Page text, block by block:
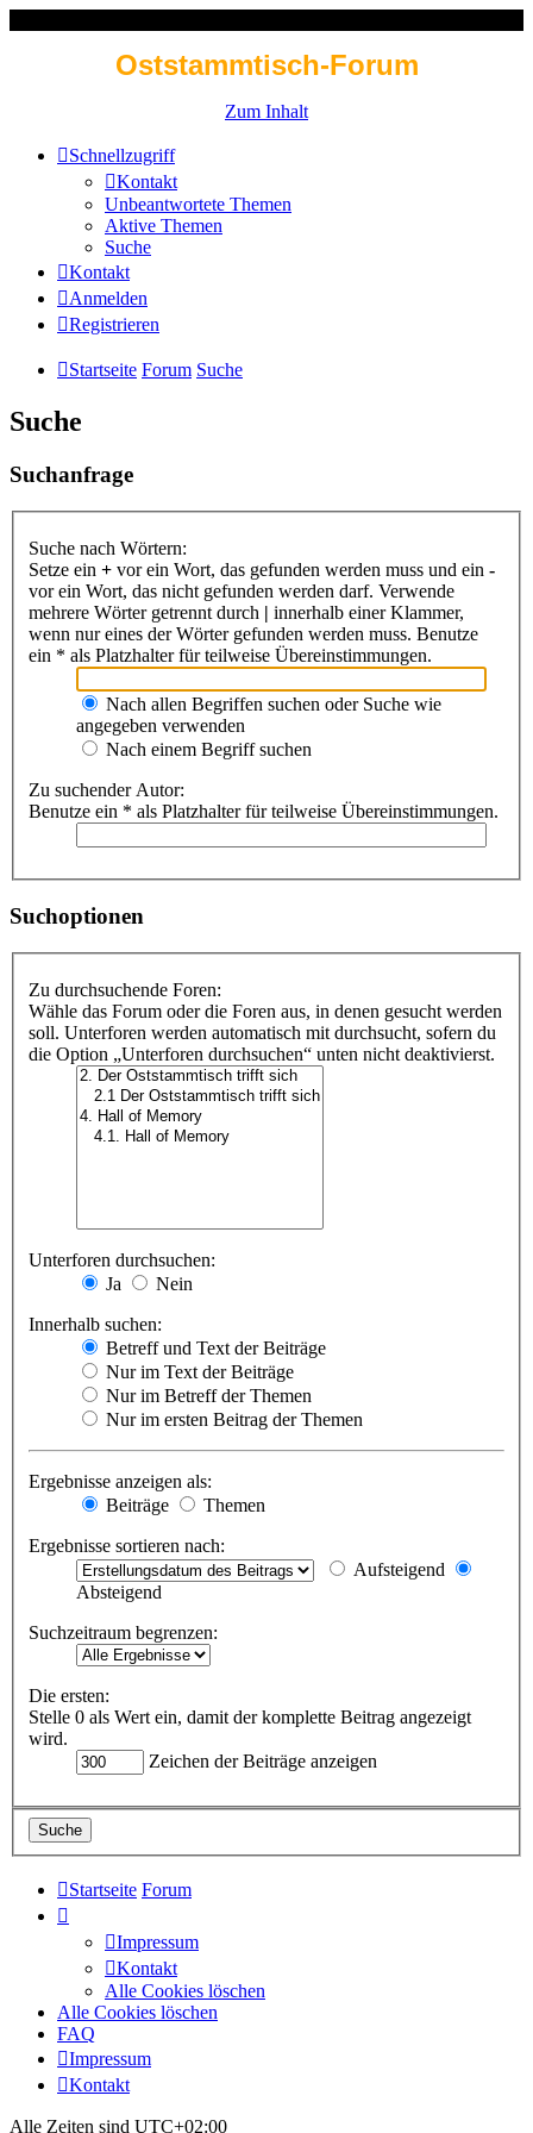
Oststammtisch-Forum
Zum Inhalt
Schnellzugriff
Kontakt
Unbeantwortete Themen
Aktive Themen
Suche
Kontakt
Anmelden
Registrieren
Startseite Forum Suche
Suche
Suchanfrage
Suche nach Wörtern:
Setze ein + vor ein Wort, das gefunden werden muss und ein -
vor ein Wort, das nicht gefunden werden darf. Verwende
mehrere Wörter getrennt durch | innerhalb einer Klammer,
wenn nur eines der Wörter gefunden werden muss. Benutze
ein * als Platzhalter für teilweise Übereinstimmungen.
Nach allen Begriffen suchen oder Suche wie
angegeben verwenden
Nach einem Begriff suchen
Zu suchender Autor:
Benutze ein * als Platzhalter für teilweise Übereinstimmungen.
Suchoptionen
Zu durchsuchende Foren:
Wähle das Forum oder die Foren aus, in denen gesucht werden
soll. Unterforen werden automatisch mit durchsucht, sofern du
die Option „Unterforen durchsuchen“ unten nicht deaktivierst.
Unterforen durchsuchen:
Ja
Nein
Innerhalb suchen:
Betreff und Text der Beiträge
Nur im Text der Beiträge
Nur im Betreff der Themen
Nur im ersten Beitrag der Themen
Ergebnisse anzeigen als:
Beiträge
Themen
Ergebnisse sortieren nach:
Aufsteigend
Absteigend
Suchzeitraum begrenzen:
Die ersten:
Stelle 0 als Wert ein, damit der komplette Beitrag angezeigt
wird.
Zeichen der Beiträge anzeigen
Startseite Forum
Impressum
Kontakt
Alle Cookies löschen
Alle Cookies löschen
FAQ
Impressum
Kontakt
Alle Zeiten sind UTC+02:00